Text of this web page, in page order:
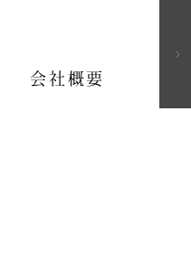
会社概要
＞